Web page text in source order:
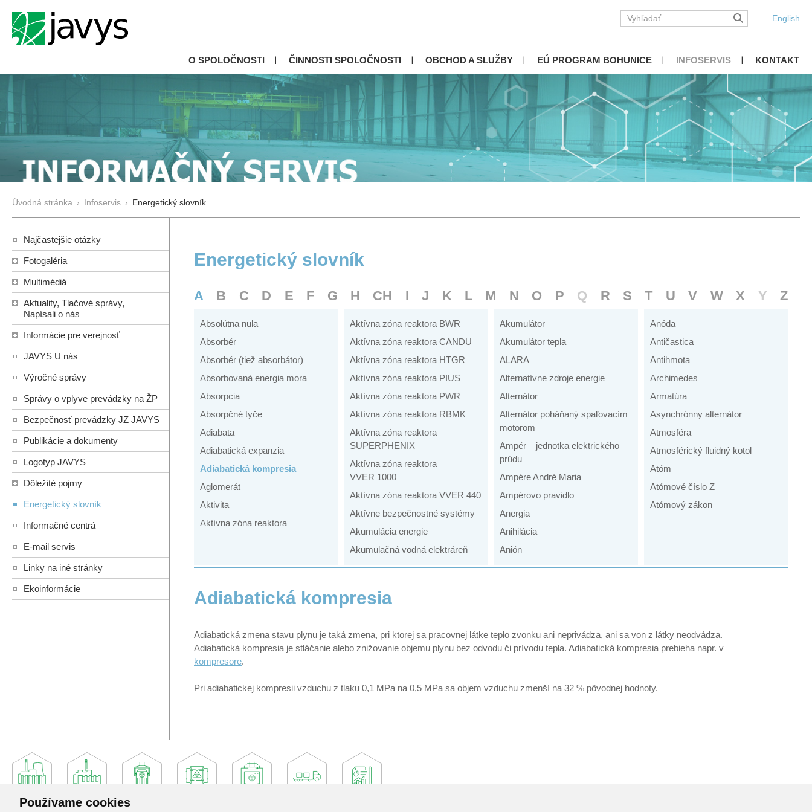
Používame cookies
English
O SPOLOČNOSTI ČINNOSTI SPOLOČNOSTI OBCHOD A SLUŽBY EÚ PROGRAM BOHUNICE INFOSERVIS KONTAKT
Úvodná stránka › Infoservis › Energetický slovník
Najčastejšie otázky
Fotogaléria
Multimédiá
Aktuality, Tlačové správy,
Napísali o nás
Informácie pre verejnosť
JAVYS U nás
Výročné správy
Správy o vplyve prevádzky na ŽP
Bezpečnosť prevádzky JZ JAVYS
Publikácie a dokumenty
Logotyp JAVYS
Dôležité pojmy
Energetický slovník
Informačné centrá
E-mail servis
Linky na iné stránky
Ekoinformácie
Energetický slovník
A B C D E F G H CH I J K L M N O P Q R S T U V W X Y Z
Absolútna nula
Absorbér
Absorbér (tiež absorbátor)
Absorbovaná energia mora
Absorpcia
Absorpčné tyče
Adiabata
Adiabatická expanzia
Adiabatická kompresia
Aglomerát
Aktivita
Aktívna zóna reaktora
Aktívna zóna reaktora BWR
Aktívna zóna reaktora CANDU
Aktívna zóna reaktora HTGR
Aktívna zóna reaktora PIUS
Aktívna zóna reaktora PWR
Aktívna zóna reaktora RBMK
Aktívna zóna reaktora
SUPERPHENIX
Aktívna zóna reaktora
VVER 1000
Aktívna zóna reaktora VVER 440
Aktívne bezpečnostné systémy
Akumulácia energie
Akumulačná vodná elektráreň
Akumulátor
Akumulátor tepla
ALARA
Alternatívne zdroje energie
Alternátor
Alternátor poháňaný spaľovacím
motorom
Ampér – jednotka elektrického
prúdu
Ampére André Maria
Ampérovo pravidlo
Anergia
Anihilácia
Anión
Anóda
Antičastica
Antihmota
Archimedes
Armatúra
Asynchrónny alternátor
Atmosféra
Atmosférický fluidný kotol
Atóm
Atómové číslo Z
Atómový zákon
Adiabatická kompresia
Adiabatická zmena stavu plynu je taká zmena, pri ktorej sa pracovnej látke teplo zvonku ani neprivádza, ani sa von z látky neodvádza.
Adiabatická kompresia je stláčanie alebo znižovanie objemu plynu bez odvodu či prívodu tepla. Adiabatická kompresia prebieha napr. v
kompresore.
Pri adiabatickej kompresii vzduchu z tlaku 0,1 MPa na 0,5 MPa sa objem vzduchu zmenší na 32 % pôvodnej hodnoty.